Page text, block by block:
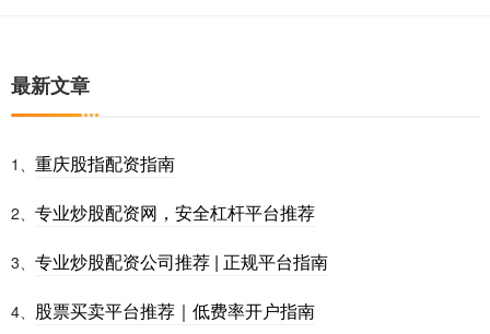
最新文章
1、 重庆股指配资指南
2、 专业炒股配资网，安全杠杆平台推荐
3、 专业炒股配资公司推荐 | 正规平台指南
4、 股票买卖平台推荐｜低费率开户指南